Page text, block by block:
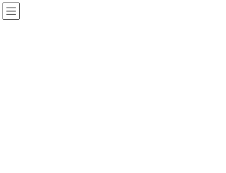
コ
ン
ナ
ビ